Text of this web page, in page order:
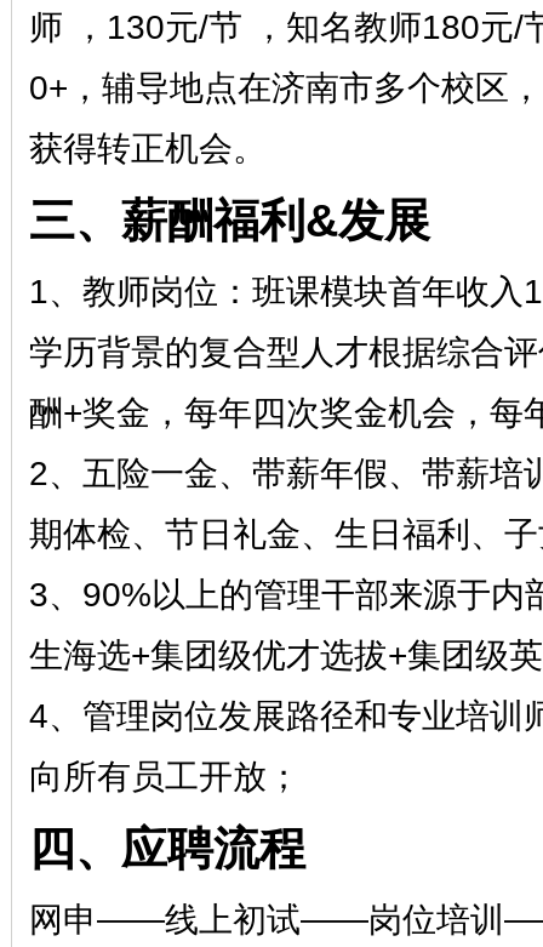
师 ，130元/节 ，知名教师180元/
0+，辅导地点在济南市多个校区
获得转正机会。
三、薪酬福利 &发展
1、教师岗位：班课模块首年收
学历背景的复合型人才根据综合
酬+奖金，每年四次奖金机会，每
2、五险一金、带薪年假、带薪培
期体检、节日礼金、生日福利、
3、90%以上的管理干部来源于
生海选+集团级优才选拔+集团级
4、管理岗位发展路径和专业培训
向所有员工开放；
四、应聘流程
网申——线上初试——岗位培训